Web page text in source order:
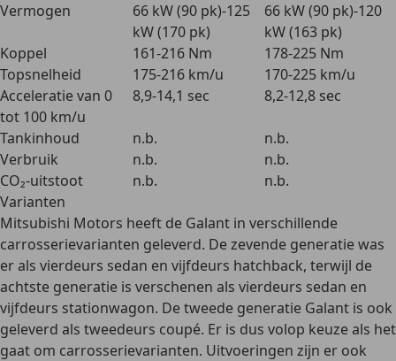
Vermogen
66 kW (90 pk)-125
kW (170 pk)
66 kW (90 pk)-120
kW (163 pk)
Koppel
161-216 Nm
178-225 Nm
Topsnelheid
175-216 km/u
170-225 km/u
Acceleratie van 0
tot 100 km/u
8,9-14,1 sec 8,2-12,8 sec
Tankinhoud n.b.
n.b.
Verbruik
n.b.
n.b.
CO₂-uitstoot
n.b.
n.b.
Varianten
Mitsubishi Motors heeft de Galant in verschillende
carrosserievarianten geleverd. De zevende generatie was
er als vierdeurs sedan en vijfdeurs hatchback, terwijl de
achtste generatie is verschenen als vierdeurs sedan en
vijfdeurs stationwagon. De tweede generatie Galant is ook
geleverd als tweedeurs coupé. Er is dus volop keuze als het
gaat om carrosserievarianten. Uitvoeringen zijn er ook